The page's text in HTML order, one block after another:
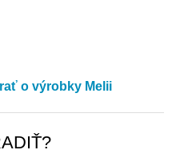
o výrobky Melii